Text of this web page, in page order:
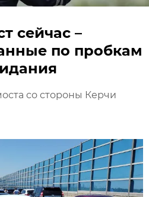
сейчас –
по пробкам
со стороны Керчи